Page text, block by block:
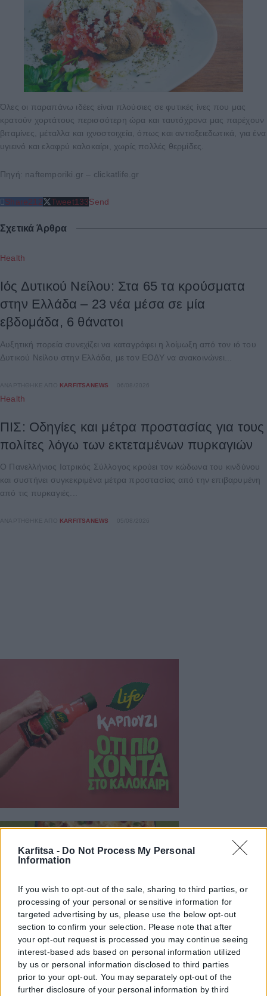
Karfitsa - Do Not Process My Personal
Information
If you wish to opt-out of the sale, sharing to third parties, or
processing of your personal or sensitive information for
targeted advertising by us, please use the below opt-out
section to confirm your selection. Please note that after
your opt-out request is processed you may continue seeing
interest-based ads based on personal information utilized
by us or personal information disclosed to third parties
prior to your opt-out. You may separately opt-out of the
further disclosure of your personal information by third
Όλες οι παραπάνω ιδέες είναι πλούσιες σε φυτικές ίνες που μας
κρατούν χορτάτους περισσότερη ώρα και ταυτόχρονα μας παρέχουν
βιταμίνες, μέταλλα και ιχνοστοιχεία, όπως και αντιοξειεδωτικά, για ένα
υγιεινό και ελαφρύ καλοκαίρι, χωρίς πολλές θερμίδες.
Πηγή: naftemporiki.gr – clickatlife.gr
Share212 Tweet133Send
Σχετικά Άρθρα
Health
Ιός Δυτικού Νείλου: Στα 65 τα κρούσματα
στην Ελλάδα – 23 νέα μέσα σε μία
εβδομάδα, 6 θάνατοι
Αυξητική πορεία συνεχίζει να καταγράφει η λοίμωξη από τον ιό του
Δυτικού Νείλου στην Ελλάδα, με τον ΕΟΔΥ να ανακοινώνει...
ΑΝΑΡΤΉΘΗΚΕ ΑΠΌ KARFITSANEWS
Health
ΠΙΣ: Οδηγίες και μέτρα προστασίας για τους
πολίτες λόγω των εκτεταμένων πυρκαγιών
Ο Πανελλήνιος Ιατρικός Σύλλογος κρούει τον κώδωνα του κινδύνου
και συστήνει συγκεκριμένα μέτρα προστασίας από την επιβαρυμένη
από τις πυρκαγιές...
ΑΝΑΡΤΉΘΗΚΕ ΑΠΌ KARFITSANEWS